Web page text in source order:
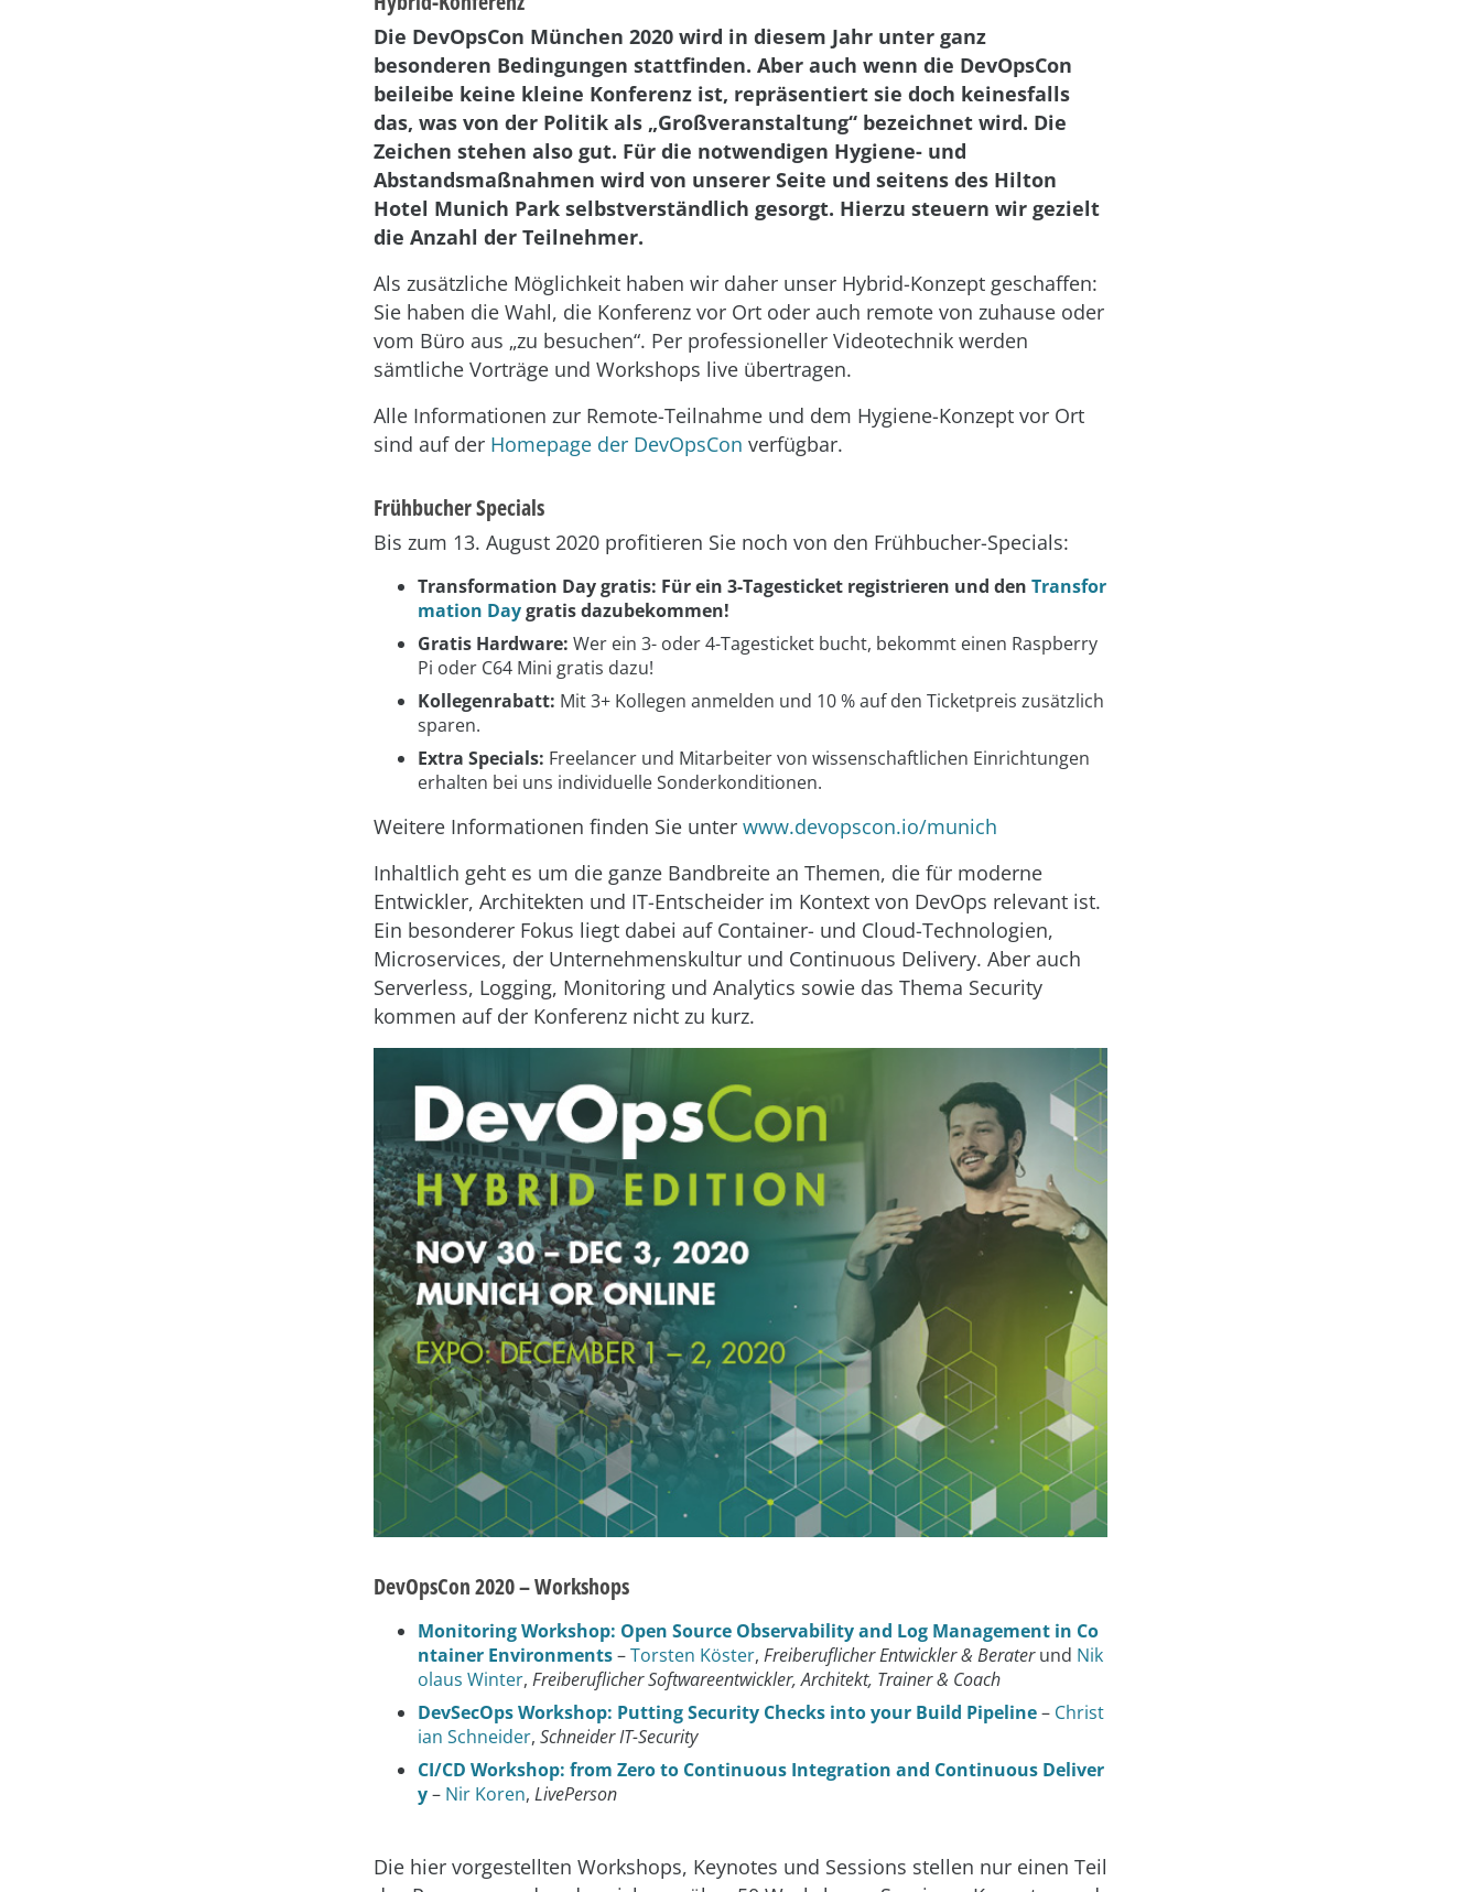
Die DevOpsCon München 2020 wird in diesem Jahr unter ganz
besonderen Bedingungen stattfinden. Aber auch wenn die DevOpsCon
beileibe keine kleine Konferenz ist, repräsentiert sie doch keinesfalls
das, was von der Politik als „Großveranstaltung“ bezeichnet wird. Die
Zeichen stehen also gut. Für die notwendigen Hygiene- und
Abstandsmaßnahmen wird von unserer Seite und seitens des Hilton
Hotel Munich Park selbstverständlich gesorgt. Hierzu steuern wir gezielt
die Anzahl der Teilnehmer.
Als zusätzliche Möglichkeit haben wir daher unser Hybrid-Konzept geschaffen:
Sie haben die Wahl, die Konferenz vor Ort oder auch remote von zuhause oder
vom Büro aus „zu besuchen“. Per professioneller Videotechnik werden
sämtliche Vorträge und Workshops live übertragen.
Alle Informationen zur Remote-Teilnahme und dem Hygiene-Konzept vor Ort
sind auf der Homepage der DevOpsCon verfügbar.
Frühbucher Specials
Bis zum 13. August 2020 profitieren Sie noch von den Frühbucher-Specials:
Transformation Day gratis: Für ein 3-Tagesticket registrieren und den Transfor
mation Daygratis dazubekommen!
Gratis Hardware: Wer ein 3- oder 4-Tagesticket bucht, bekommt einen Raspberry
Pi oder C64 Mini gratis dazu!
Kollegenrabatt: Mit 3+ Kollegen anmelden und 10 % auf den Ticketpreis zusätzlich
sparen.
Extra Specials: Freelancer und Mitarbeiter von wissenschaftlichen Einrichtungen
erhalten bei uns individuelle Sonderkonditionen.
Weitere Informationen finden Sie unter www.devopscon.io/munich
Inhaltlich geht es um die ganze Bandbreite an Themen, die für moderne
Entwickler, Architekten und IT-Entscheider im Kontext von DevOps relevant ist.
Ein besonderer Fokus liegt dabei auf Container- und Cloud-Technologien,
Microservices, der Unternehmenskultur und Continuous Delivery. Aber auch
Serverless, Logging, Monitoring und Analytics sowie das Thema Security
kommen auf der Konferenz nicht zu kurz.
DevOpsCon 2020 – Workshops
Monitoring Workshop: Open Source Observability and Log Management in Co
ntainer Environments–Torsten Köster, Freiberuflicher Entwickler & Beraterund Nik
olaus Winter, Freiberuflicher Softwareentwickler, Architekt, Trainer & Coach
DevSecOps Workshop: Putting Security Checks into your Build Pipeline– Christ
ian Schneider, Schneider IT-Security
CI/CD Workshop: from Zero to Continuous Integration and Continuous Deliver
y– Nir Koren, LivePerson
Die hier vorgestellten Workshops, Keynotes und Sessions stellen nur einen Teil